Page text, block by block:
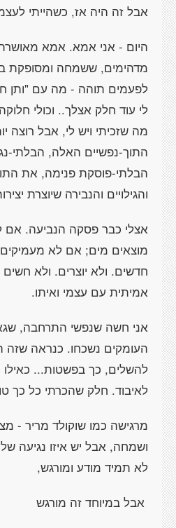
אבל זה היה אז, כשהייתי
היום - אני אמא. אמא מאושרת
מדהימים, ששמחה ומסופקת
לפעמים תוהה - מה עם "ותן
לי עוד חלק אצלך.. וכולי
מה שזכיתי ויש לי, אבל רוצה
התוך-נפשיים האלה, הבלתי-
הבלתי-פוסקת פנימה, את
והגילויים והנבירה שיוצרת
אצלי כבר פסקה הנביעה. אם
מוצאים מים; אם לא מעמיקים,
חדשים. ולא יוצרים. ולא
אמיתית עם עצמי ואיתו.
אני חשה שנפשי התרחבה,
העומקים נשכחו. כנראה שזה
להשלים, כך בפשטות...
לאיבוד. חלק שהכרתי כל כך
מרגישה כמו שוקולד מריר -
ושמחה, אבל יש איזו נגיעה
לא תמיד מודע ומורגש,
אבל במיוחד זה מורגש